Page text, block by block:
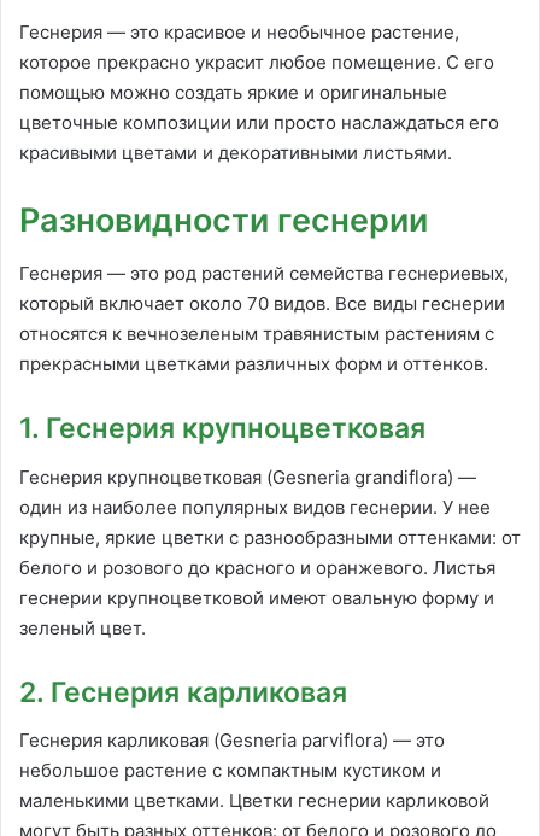
Геснерия — это красивое и необычное растение,
которое прекрасно украсит любое помещение. С его
помощью можно создать яркие и оригинальные
цветочные композиции или просто наслаждаться его
красивыми цветами и декоративными листьями.
Разновидности геснерии
Геснерия — это род растений семейства геснериевых,
который включает около 70 видов. Все виды геснерии
относятся к вечнозеленым травянистым растениям с
прекрасными цветками различных форм и оттенков.
1. Геснерия крупноцветковая
Геснерия крупноцветковая (Gesneria grandiflora) —
один из наиболее популярных видов геснерии. У нее
крупные, яркие цветки с разнообразными оттенками: от
белого и розового до красного и оранжевого. Листья
геснерии крупноцветковой имеют овальную форму и
зеленый цвет.
2. Геснерия карликовая
Геснерия карликовая (Gesneria parviflora) — это
небольшое растение с компактным кустиком и
маленькими цветками. Цветки геснерии карликовой
могут быть разных оттенков: от белого и розового до